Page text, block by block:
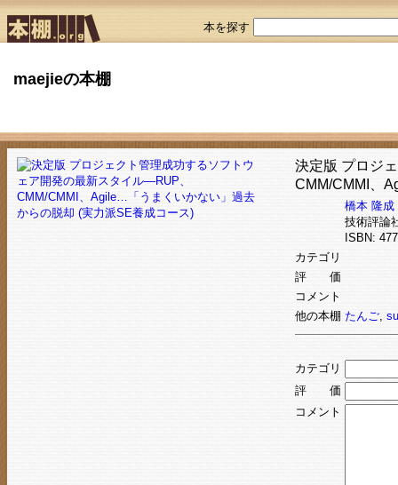
本を探す
maejieの本棚
決定版 プロジ
CMM/CMMI、
橋本 隆成
技術評論
ISBN:
カテゴリ
評 価
コメント
他の本棚 たんご,
カテゴリ
評 価
コメント